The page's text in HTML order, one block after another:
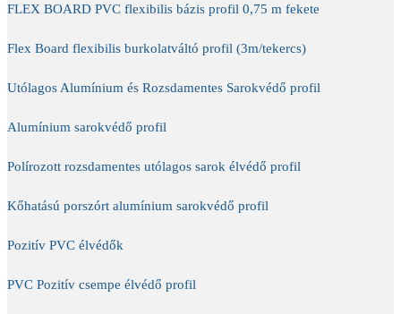
FLEX BOARD PVC flexibilis bázis profil 0,75 m fekete
Flex Board flexibilis burkolatváltó profil (3m/tekercs)
Utólagos Alumínium és Rozsdamentes Sarokvédő profil
Alumínium sarokvédő profil
Polírozott rozsdamentes utólagos sarok élvédő profil
Kőhatású porszórt alumínium sarokvédő profil
Pozitív PVC élvédők
PVC Pozitív csempe élvédő profil